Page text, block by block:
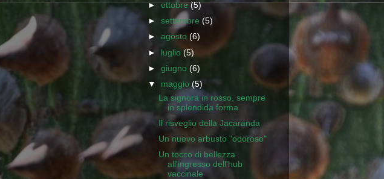
►ottobre(5)
►settembre(5)
►agosto(6)
► luglio(5)
►giugno(6)
▼ maggio(5)
La signora in rosso, sempre
in splendida forma
Il risveglio della Jacaranda
Un nuovo arbusto "odoroso"
Un tocco di bellezza
all'ingresso dell'hub
vaccinale